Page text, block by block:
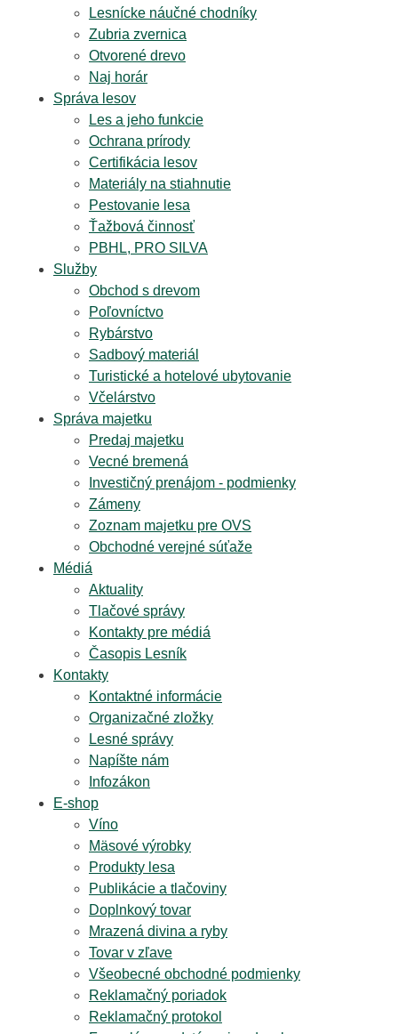
Lesnícke náučné chodníky
Zubria zvernica
Otvorené drevo
Naj horár
Správa lesov
Les a jeho funkcie
Ochrana prírody
Certifikácia lesov
Materiály na stiahnutie
Pestovanie lesa
Ťažbová činnosť
PBHL, PRO SILVA
Služby
Obchod s drevom
Poľovníctvo
Rybárstvo
Sadbový materiál
Turistické a hotelové ubytovanie
Včelárstvo
Správa majetku
Predaj majetku
Vecné bremená
Investičný prenájom - podmienky
Zámeny
Zoznam majetku pre OVS
Obchodné verejné súťaže
Médiá
Aktuality
Tlačové správy
Kontakty pre médiá
Časopis Lesník
Kontakty
Kontaktné informácie
Organizačné zložky
Lesné správy
Napíšte nám
Infozákon
E-shop
Víno
Mäsové výrobky
Produkty lesa
Publikácie a tlačoviny
Doplnkový tovar
Mrazená divina a ryby
Tovar v zľave
Všeobecné obchodné podmienky
Reklamačný poriadok
Reklamačný protokol